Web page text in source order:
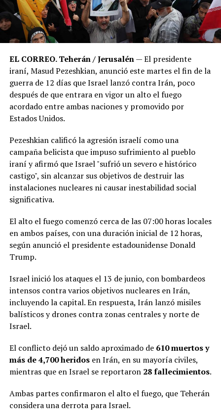
EL CORREO. Teherán / Jerusalén— El presidente
iraní, Masud Pezeshkian, anunció este martes el fin de la
guerra de 12 días que Israel lanzó contra Irán, poco
después de que entrara en vigor un alto el fuego
acordado entre ambas naciones y promovido por
Estados Unidos.
Pezeshkian calificó la agresión israelí como una
campaña belicista que impuso sufrimiento al pueblo
iraní y afirmó que Israel "sufrió un severo e histórico
castigo", sin alcanzar sus objetivos de destruir las
instalaciones nucleares ni causar inestabilidad social
significativa.
El alto el fuego comenzó cerca de las 07:00 horas locales
en ambos países, con una duración inicial de 12 horas,
según anunció el presidente estadounidense Donald
Trump.
Israel inició los ataques el 13 de junio, con bombardeos
intensos contra varios objetivos nucleares en Irán,
incluyendo la capital. En respuesta, Irán lanzó misiles
balísticos y drones contra zonas centrales y norte de
Israel.
El conflicto dejó un saldo aproximado de 610 muertos y
más de 4,700 heridosen Irán, en su mayoría civiles,
mientras que en Israel se reportaron 28 fallecimientos.
Ambas partes confirmaron el alto el fuego, que Teherán
considera una derrota para Israel.